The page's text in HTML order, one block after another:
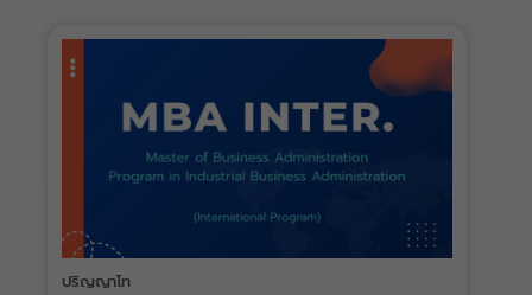
(International
ปริญญาโท